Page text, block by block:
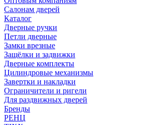
Салонам дверей
Каталог
Дверные ручки
Петли дверные
Замки врезные
Защёлки и задвижки
Дверные комплекты
Цилиндровые механизмы
Завертки и накладки
Ограничители и ригели
Для раздвижных дверей
Бренды
РЕНЦ